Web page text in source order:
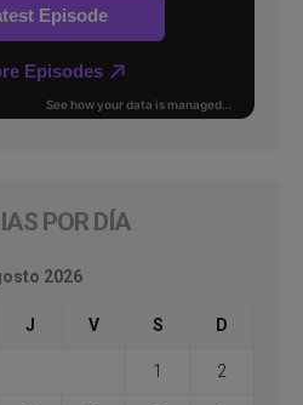
POR DÍA
2026
J V S D
1 2